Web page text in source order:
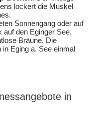
lockert die Muskel
Sonnengang oder auf
den Eginger See.
Bräune. Die
Eging a. See einmal
in